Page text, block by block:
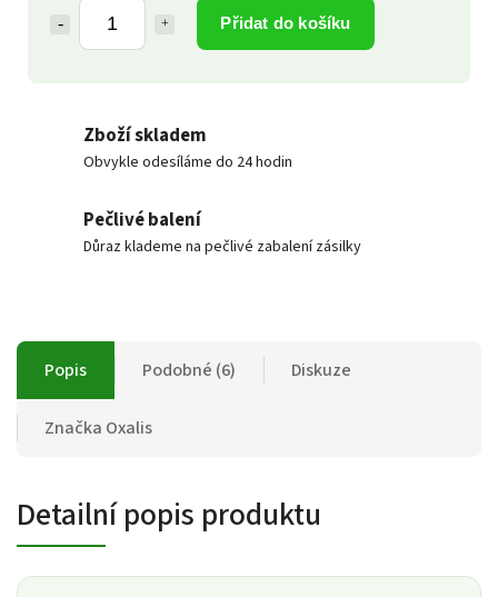
Přidat do košíku
Zboží skladem
Obvykle odesíláme do 24 hodin
Pečlivé balení
Důraz klademe na pečlivé zabalení zásilky
Popis Podobné (6) Diskuze
Značka Oxalis
Detailní popis produktu